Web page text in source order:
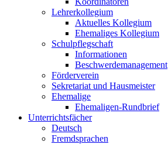
Lehrerkollegium
Aktuelles Kollegium
Ehemaliges Kollegium
Schulpflegschaft
Informationen
Beschwerdemanagement
Förderverein
Sekretariat und Hausmeister
Ehemalige
Ehemaligen-Rundbrief
Unterrichtsfächer
Deutsch
Fremdsprachen